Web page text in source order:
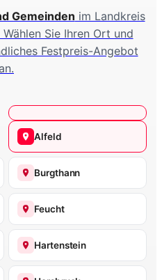
Gemeinden im Landkreis
Sie Ihren Ort und
Festpreis-Angebot
an.
Alfeld
Burgthann
Feucht
Hartenstein